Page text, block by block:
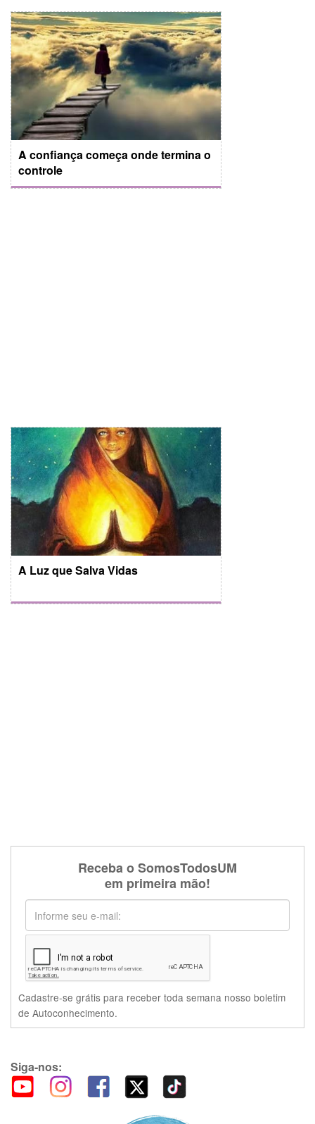
A confiança começa onde termina o
controle
A Luz que Salva Vidas
Receba o SomosTodosUM
em primeira mão!
Cadastre-se grátis para receber toda semana nosso boletim
de Autoconhecimento.
Siga-nos: